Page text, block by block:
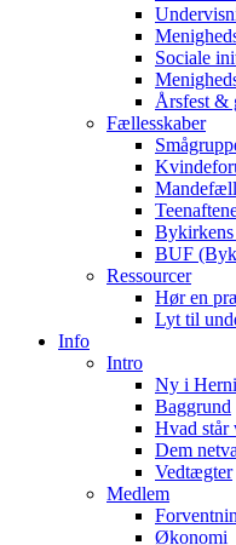
Sociale
Årsfest &
Fællesskaber
BUF
Ressourcer
Hør en
Lyt til
Info
Intro
Ny i
Baggrund
Hvad står
Dem
Vedtægter
Medlem
Økonomi